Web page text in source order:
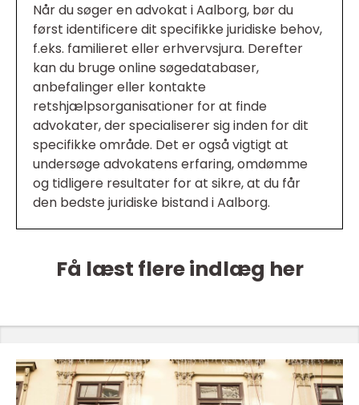
Når du søger en advokat i Aalborg, bør du
først identificere dit specifikke juridiske behov,
f.eks. familieret eller erhvervsjura. Derefter
kan du bruge online søgedatabaser,
anbefalinger eller kontakte
retshjælpsorganisationer for at finde
advokater, der specialiserer sig inden for dit
specifikke område. Det er også vigtigt at
undersøge advokatens erfaring, omdømme
og tidligere resultater for at sikre, at du får
den bedste juridiske bistand i Aalborg.
Få læst flere indlæg her